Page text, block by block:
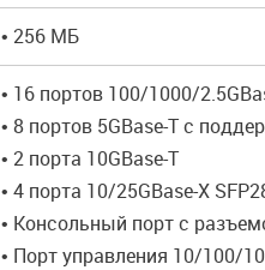
• 256 МБ
• 16 портов 100/1000/
• 8 портов 5GBase-T с
• 2 порта 10GBase-T
• 4 порта 10/25GBase-X
• Консольный порт с
• Порт управления 10/100/